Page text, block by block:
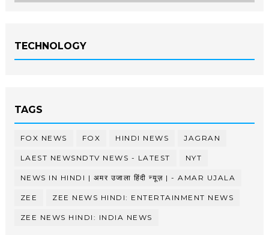
TECHNOLOGY
TAGS
FOX NEWS FOX HINDI NEWS JAGRAN
LAEST NEWSNDTV NEWS - LATEST NYT
NEWS IN HINDI | अमर उजाला हिंदी न्यूज़ | - AMAR UJALA
ZEE ZEE NEWS HINDI: ENTERTAINMENT NEWS
ZEE NEWS HINDI: INDIA NEWS